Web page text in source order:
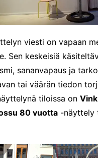
viesti on vapaan
Sen keskeisiä
sananvapaus ja
tai väärän tiedon
tiloissa on
80 vuotta-näyttely